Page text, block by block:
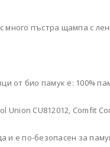
много пъстра щампа с
от био памук е: 100%
CU812012, Comfit
е по-безопасен за